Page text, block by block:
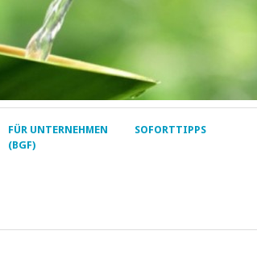
FÜR UNTERNEHMEN
(BGF)
SOFORTTIPPS